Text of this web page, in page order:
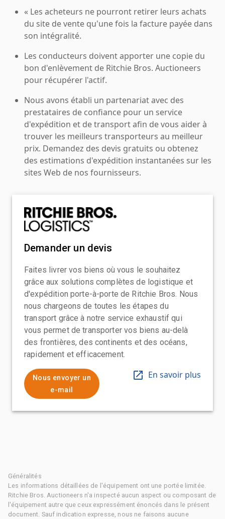
« Les acheteurs ne pourront retirer leurs achats
du site de vente qu'une fois la facture payée dans
son intégralité.
Les conducteurs doivent apporter une copie du
bon d'enlèvement de Ritchie Bros. Auctioneers
pour récupérer l'actif.
Nous avons établi un partenariat avec des
prestataires de confiance pour un service
d'expédition et de transport afin de vous aider à
trouver les meilleurs transporteurs au meilleur
prix. Demandez des devis gratuits ou obtenez
des estimations d'expédition instantanées sur les
sites Web de nos fournisseurs.
Demander un devis
Faites livrer vos biens où vous le souhaitez
grâce aux solutions complètes de logistique et
d'expédition porte-à-porte de Ritchie Bros. Nous
nous chargeons de toutes les étapes du
transport grâce à notre service exhaustif qui
vous permet de transporter vos biens au-delà
des frontières, des continents et des océans,
rapidement et efficacement.
Nous envoyer un
e-mail
En savoir plus
Généralités
Les informations détaillées de l'équipement ont une portée limitée.
Ritchie Bros. Auctioneers n'a inspecté aucun aspect ou composant de
l'équipement autre que ceux expressément énoncés dans le présent
document. Sauf indication expresse, nous ne faisons aucune